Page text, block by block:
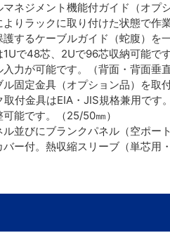
ネジメント機能付ガイド（オプ
りラックに取り付けた状態で作
するケーブルガイド（蛇腹）を
で48芯、2Uで96芯収納可能です
力が可能です。（背面・背面垂
固定金具（オプション品）を取
付金具はEIA・JIS規格兼用です。
能です。（25/50㎜）
並びにブランクパネル（空ポー
ー付。熱収縮スリーブ（単芯用